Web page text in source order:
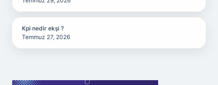
Kpi nedir ekşi ?
Temmuz 27, 2026